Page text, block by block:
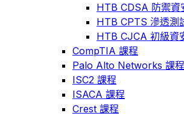
HTB CDSA 防禦資
HTB CPTS 滲透測
HTB CJCA 初級資
CompTIA 課程
Palo Alto Networks 課程
ISC2 課程
ISACA 課程
Crest 課程